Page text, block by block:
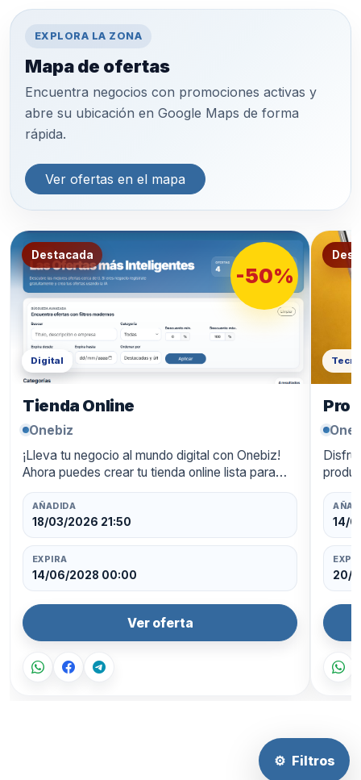
⚙ Filtros
EXPLORA LA ZONA
Mapa de ofertas
Encuentra negocios con promociones activas y
abre su ubicación en Google Maps de forma
rápida.
Ver ofertas en el mapa
Destacada
-50%
Digital
Tienda Online
Onebiz
¡Lleva tu negocio al mundo digital con Onebiz!
Ahora puedes crear tu tienda online lista para
funcionar las 24 horas, con un diseño
profesional y pagos integrados. Aprovecha un
50…
AÑADIDA
18/03/2026 21:50
EXPIRA
14/06/2028 00:00
Ver oferta
14/
20/